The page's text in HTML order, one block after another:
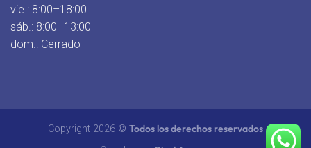
vie.: 8:00–18:00
sáb.: 8:00–13:00
dom.: Cerrado
Copyright 2026 © Todos los derechos reservados